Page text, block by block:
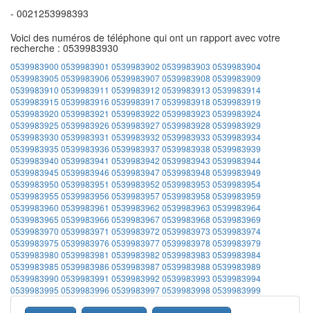
- 0021253998393
Voici des numéros de téléphone qui ont un rapport avec votre
recherche : 0539983930
0539983900 0539983901 0539983902 0539983903 0539983904
0539983905 0539983906 05399839070539983908 0539983909
0539983910 0539983911 0539983912 0539983913 0539983914
0539983915 0539983916 05399839170539983918 0539983919
0539983920 0539983921 0539983922 0539983923 0539983924
0539983925 0539983926 05399839270539983928 0539983929
0539983930 0539983931 0539983932 0539983933 0539983934
0539983935 0539983936 05399839370539983938 0539983939
0539983940 0539983941 0539983942 0539983943 0539983944
0539983945 0539983946 05399839470539983948 0539983949
0539983950 0539983951 0539983952 0539983953 0539983954
0539983955 0539983956 05399839570539983958 0539983959
0539983960 0539983961 0539983962 0539983963 0539983964
0539983965 0539983966 05399839670539983968 0539983969
0539983970 0539983971 0539983972 0539983973 0539983974
0539983975 0539983976 05399839770539983978 0539983979
0539983980 0539983981 0539983982 0539983983 0539983984
0539983985 0539983986 05399839870539983988 0539983989
0539983990 0539983991 0539983992 0539983993 0539983994
0539983995 0539983996 05399839970539983998 0539983999